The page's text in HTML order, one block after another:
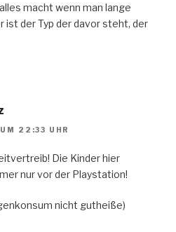
macht wenn man lange
ist der Typ der davor steht, der
22:33 UHR
Die Kinder hier
nur vor der Playstation!
nicht gutheiße)